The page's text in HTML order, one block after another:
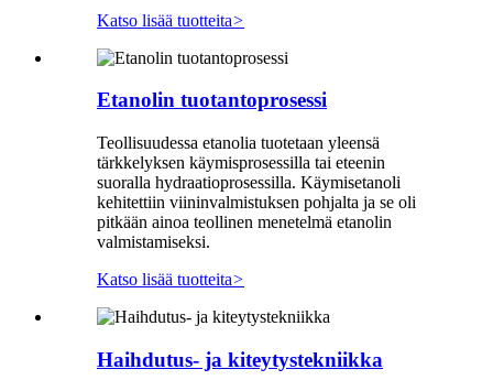
Katso lisää tuotteita>
Etanolin tuotantoprosessi
Teollisuudessa etanolia tuotetaan yleensä
tärkkelyksen käymisprosessilla tai eteenin
suoralla hydraatioprosessilla. Käymisetanoli
kehitettiin viininvalmistuksen pohjalta ja se oli
pitkään ainoa teollinen menetelmä etanolin
valmistamiseksi.
Katso lisää tuotteita>
Haihdutus- ja kiteytystekniikka